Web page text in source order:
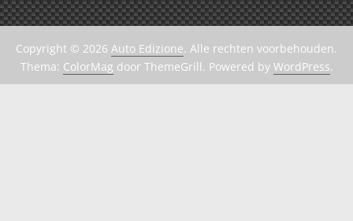
Copyright © 2026 Auto Edizione. Alle rechten voorbehouden.
Thema: ColorMag door ThemeGrill. Powered by WordPress.